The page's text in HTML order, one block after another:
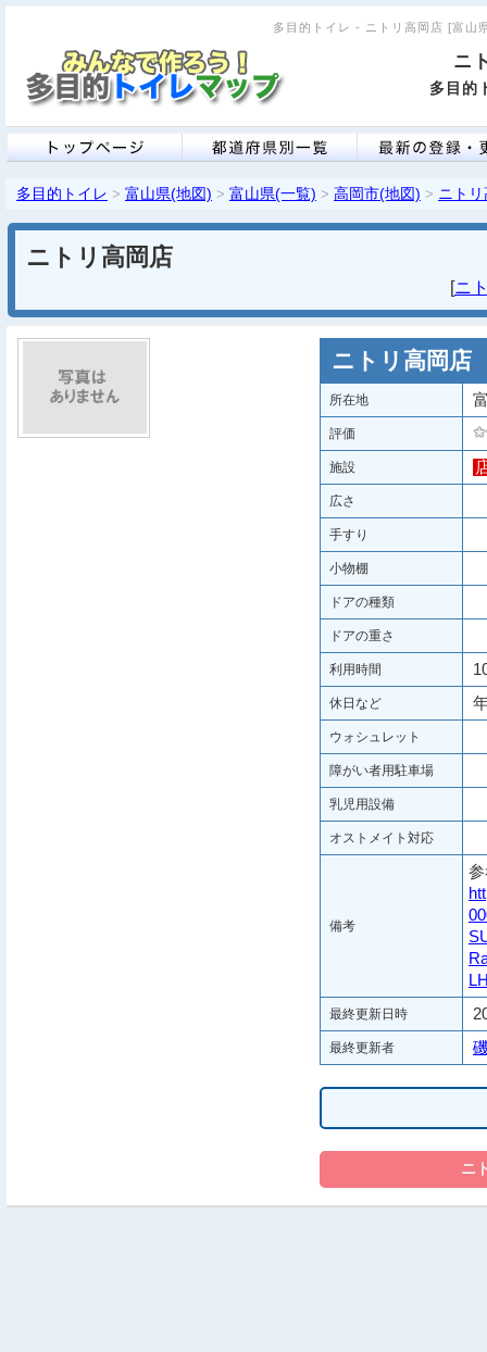
多目的トイレ - ニトリ高岡店 [富山
ニ
多目的
多目的トイレ > 富山県(地図) > 富山県(一覧) > 高岡市(地図) > ニト
ニトリ高岡店
[ニ
ニトリ高岡店
所在地
評価
施設
広さ
手すり
小物棚
ドアの種類
ドアの重さ
利用時間
休日など
ウォシュレット
障がい者用駐車場
乳児用設備
オストメイト対応
備考
最終更新日時
最終更新者